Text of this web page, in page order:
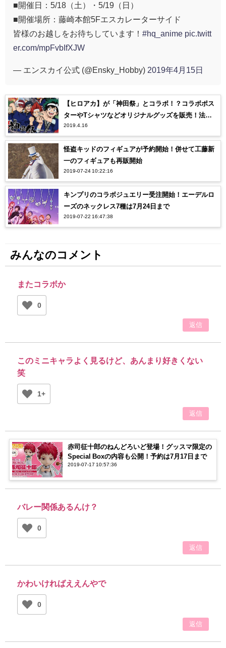
■開催日：5/18（土）・5/19（日）
■開催場所：藤崎本館5Fエスカレーターサイド
皆様のお越しをお待ちしています！ #hq_anime pic.twitt
er.com/mpFvbIfXJW
— エンスカイ公式 (@Ensky_Hobby) 2019年4月15日
【ヒロアカ】が「神田祭」とコラボ！？コラボポス
ターやTシャツなどオリジナルグッズを販売！法被
姿がかわいい！【僕のヒーローアカデミア】
2019.4.16
怪盗キッドのフィギュアが予約開始！併せて工藤新
一のフィギュアも再販開始
2019-07-24 10:22:16
キンプリのコラボジュエリー受注開始！エーデルロ
ーズのネックレス7種は7月24日まで
2019-07-22 16:47:38
みんなのコメント
またコラボか
0
返信
このミニキャラよく見るけど、あんまり好きくない
笑
1+
返信
赤司征十郎のねんどろいど登場！グッスマ限定の
Special Boxの内容も公開！予約は7月17日まで
2019-07-17 10:57:36
バレー関係あるんけ？
0
返信
かわいければええんやで
0
返信